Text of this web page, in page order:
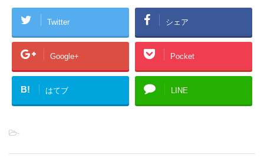
Twitter シェア
Google+ Pocket
B! はてブ LINE
-